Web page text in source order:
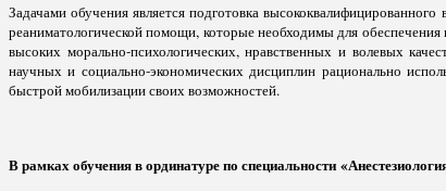
Задачами обучения является подготовка
реаниматологической помощи, которые необходимы для
высоких морально-психологических, нравственных и волевых
научных и социально-экономических дисциплин рационально
быстрой мобилизации своих возможностей.
В рамках обучения в ординатуре по специальности